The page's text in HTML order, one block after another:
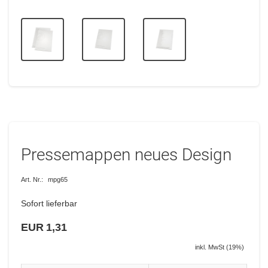
Pressemappen neues Design
Art. Nr.: mpg65
Sofort lieferbar
EUR 1,31
inkl. MwSt (19%)